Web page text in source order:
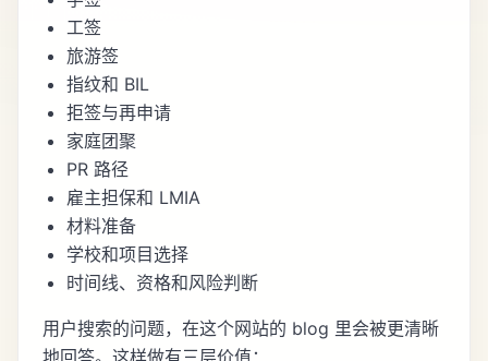
工签
旅游签
指纹和 BIL
拒签与再申请
家庭团聚
PR 路径
雇主担保和 LMIA
材料准备
学校和项目选择
时间线、资格和风险判断
用户搜索的问题，在这个网站的 blog 里会被更清晰